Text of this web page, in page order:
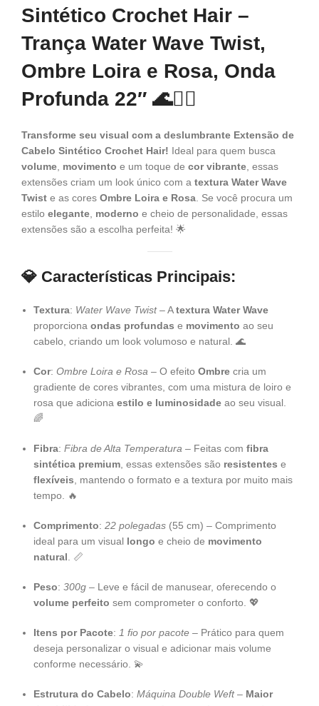
Sintético Crochet Hair –
Trança Water Wave Twist,
Ombre Loira e Rosa, Onda
Profunda 22″ 🌊💁‍♀️
Transforme seu visual com a deslumbrante Extensão de
Cabelo Sintético Crochet Hair! Ideal para quem busca
volume, movimento e um toque de cor vibrante, essas
extensões criam um look único com a textura Water Wave
Twist e as cores Ombre Loira e Rosa. Se você procura um
estilo elegante, moderno e cheio de personalidade, essas
extensões são a escolha perfeita! 🌟
💎 Características Principais:
Textura: Water Wave Twist– Atextura Water Wave
proporciona ondas profundas e movimento ao seu
cabelo, criando um look volumoso e natural. 🌊
Cor: Ombre Loira e Rosa – O efeito Ombre cria um
gradiente de cores vibrantes, com uma mistura de loiro e
rosa que adiciona estilo e luminosidade ao seu visual.
🌈
Fibra: Fibra de Alta Temperatura – Feitas com fibra
sintética premium, essas extensões são resistentes e
flexíveis, mantendo o formato e a textura por muito mais
tempo. 🔥
Comprimento: 22 polegadas (55 cm) – Comprimento
ideal para um visual longo e cheio de movimento
natural. 📏
Peso: 300g – Leve e fácil de manusear, oferecendo o
volume perfeito sem comprometer o conforto. 💖
Itens por Pacote: 1 fio por pacote – Prático para quem
deseja personalizar o visual e adicionar mais volume
conforme necessário. 💫
Estrutura do Cabelo: Máquina Double Weft– Maior